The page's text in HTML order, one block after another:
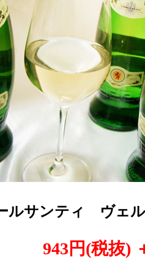
ルサンティ ヴェ
943円(税抜)